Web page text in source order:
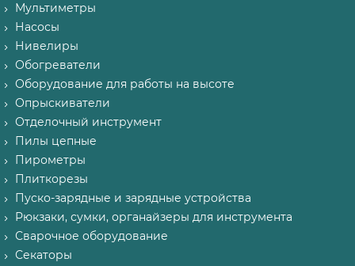
Мультиметры
Насосы
Нивелиры
Обогреватели
Оборудование для работы на высоте
Опрыскиватели
Отделочный инструмент
Пилы цепные
Пирометры
Плиткорезы
Пуско-зарядные и зарядные устройства
Рюкзаки, сумки, органайзеры для инструмента
Сварочное оборудование
Секаторы